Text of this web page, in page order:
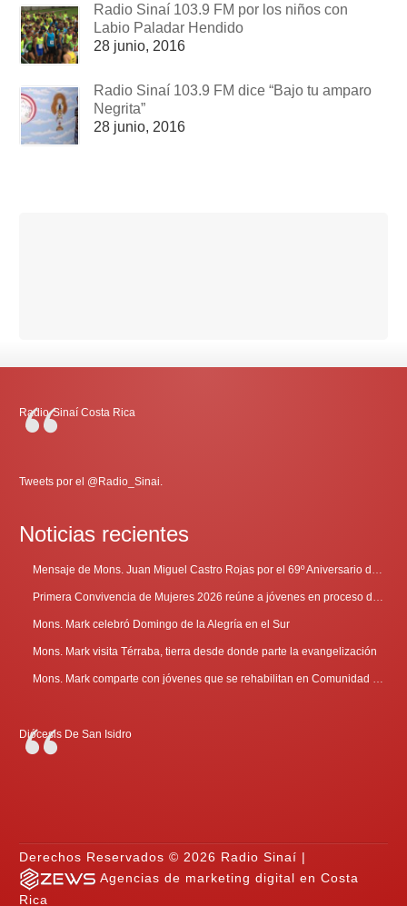
Radio Sinaí 103.9 FM por los niños con
Labio Paladar Hendido
28 junio, 2016
Radio Sinaí 103.9 FM dice “Bajo tu amparo
Negrita”
28 junio, 2016
Radio-Sinaí Costa Rica
Tweets por el @Radio_Sinai.
Noticias recientes
Mons. Mark celebró Domingo de la Alegría en el Sur
Mons. Mark visita Térraba, tierra desde donde parte la evangelización
Diócesis De San Isidro
Derechos Reservados © 2026 Radio Sinaí |
Agencias de marketing digital en Costa
Rica